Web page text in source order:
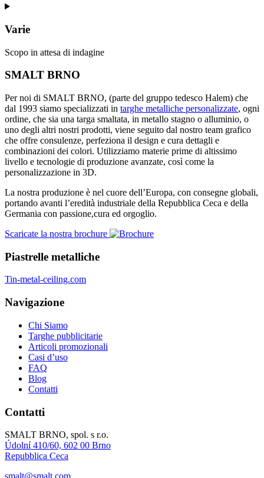
Consent
service
Varie
Scopo in attesa di indagine
Consent
service
varie
SMALT BRNO
Per noi di SMALT BRNO, (parte del gruppo tedesco Halem) che
dal 1993 siamo specializzati in targhe metalliche personalizzate, ogni
ordine, che sia una targa smaltata, in metallo stagno o alluminio, o
uno degli altri nostri prodotti, viene seguito dal nostro team grafico
che offre consulenze, perfeziona il design e cura dettagli e
combinazioni dei colori. Utilizziamo materie prime di altissimo
livello e tecnologie di produzione avanzate, così come la
personalizzazione in 3D.
La nostra produzione è nel cuore dell’Europa, con consegne globali,
portando avanti l’eredità industriale della Repubblica Ceca e della
Germania con passione,cura ed orgoglio.
Scaricate la nostra brochure
Piastrelle metalliche
Tin-metal-ceiling.com
Navigazione
Chi Siamo
Targhe pubblicitarie
Articoli promozionali
Casi d’uso
FAQ
Blog
Contatti
Contatti
SMALT BRNO, spol. s r.o.
Údolní 410/60, 602 00 Brno
Repubblica Ceca